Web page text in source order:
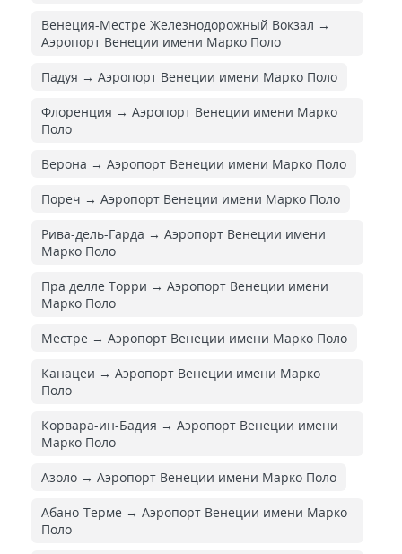
Венеция-Местре Железнодорожный Вокзал →
Аэропорт Венеции имени Марко Поло
Падуя → Аэропорт Венеции имени Марко Поло
Флоренция → Аэропорт Венеции имени Марко
Поло
Верона → Аэропорт Венеции имени Марко Поло
Пореч → Аэропорт Венеции имени Марко Поло
Рива-дель-Гарда → Аэропорт Венеции имени
Марко Поло
Пра делле Торри → Аэропорт Венеции имени
Марко Поло
Местре → Аэропорт Венеции имени Марко Поло
Канацеи → Аэропорт Венеции имени Марко
Поло
Корвара-ин-Бадия → Аэропорт Венеции имени
Марко Поло
Азоло → Аэропорт Венеции имени Марко Поло
Абано-Терме → Аэропорт Венеции имени Марко
Поло